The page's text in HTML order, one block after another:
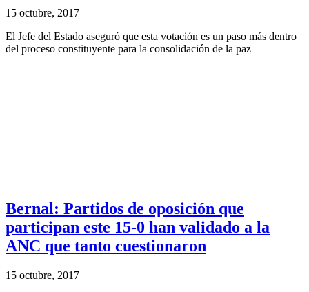
15 octubre, 2017
El Jefe del Estado aseguró que esta votación es un paso más dentro
del proceso constituyente para la consolidación de la paz
Bernal: Partidos de oposición que
participan este 15-0 han validado a la
ANC que tanto cuestionaron
15 octubre, 2017